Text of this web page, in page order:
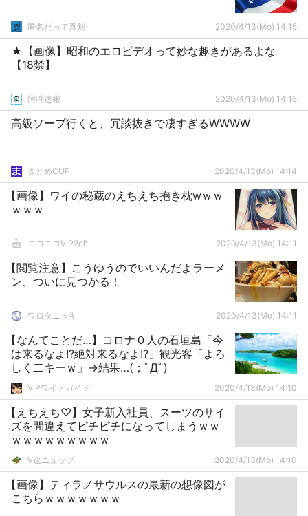
匿名だって真剣 2020/4/13(Mo) 14:15
★【画像】昭和のエロビデオって妙な趣きがあるよな
【18禁】
阿吽速報 2020/4/13(Mo) 14:15
高級ソープ行くと、冗談抜きで凄すぎるWWWW
まとめCUP 2020/4/13(Mo) 14:14
【画像】ワイの秘蔵のえちえち抱き枕wｗｗ
ｗｗｗ
ニコニコVIP2ch 2020/4/13(Mo) 14:11
【閲覧注意】こうゆうのでいいんだよラーメ
ン、ついに見つかる！
ワロタニッキ 2020/4/13(Mo) 14:11
【なんてことだ…】コロナ０人の石垣島「今
は来るなよ!?絶対来るなよ!?」観光客「よろ
しく二キーｗ」→結果…(；ﾟДﾟ)
VIPワイドガイド 2020/4/13(Mo) 14:10
【えちえち♡】女子新入社員、スーツのサイ
ズを間違えてピチピチになってしまうｗｗ
ｗｗｗｗｗｗｗｗｗ
V速ニュップ 2020/4/13(Mo) 14:10
【画像】ティラノサウルスの最新の想像図が
こちらｗｗｗｗｗｗｗ